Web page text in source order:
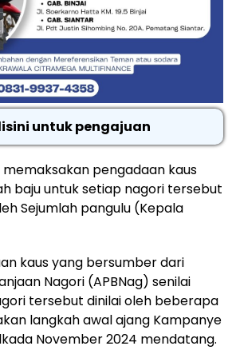
untuk pengajuan
pengadaan kaus
baju untuk setiap nagori tersebut
Sejumlah pangulu (Kepala
kaus yang bersumber dari
Nagori (APBNag) senilai
tersebut dinilai oleh beberapa
langkah awal ajang Kampanye
November 2024 mendatang.